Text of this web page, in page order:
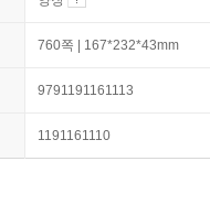
760쪽 | 167*232*43mm
9791191161113
1191161110